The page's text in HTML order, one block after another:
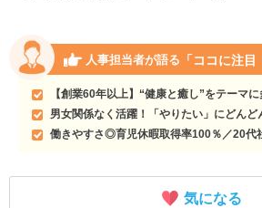
人事担当者が語る 「ココに注目
【創業60年以上】“健康と癒し”をテーマ
男女関係なく活躍！「やりたい」にどん
働きやすさ◎育児休暇取得率100％／20代
気になる